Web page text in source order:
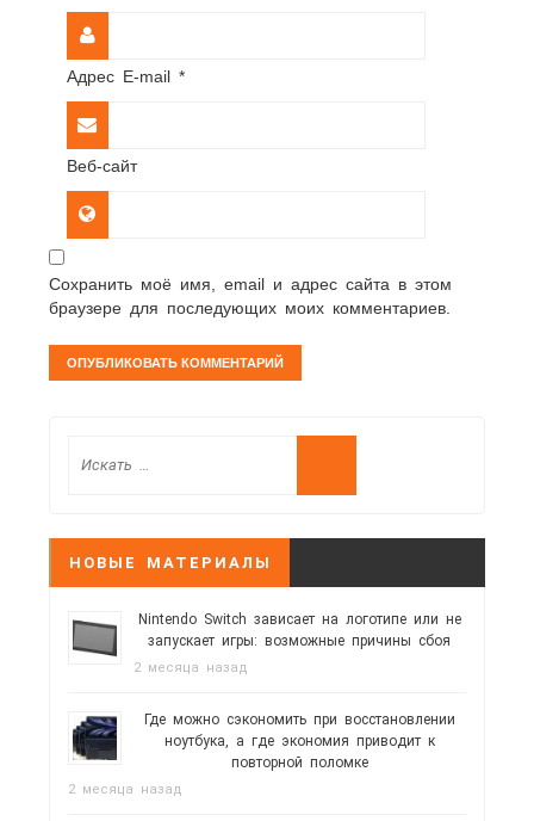
Адрес E-mail *
Веб-сайт
Сохранить моё имя, email и адрес сайта в этом
браузере для последующих моих комментариев.
НОВЫЕ МАТЕРИАЛЫ
Nintendo Switch зависает на логотипе или не
запускает игры: возможные причины сбоя
2 месяца назад
Где можно сэкономить при восстановлении
ноутбука, а где экономия приводит к
повторной поломке
2 месяца назад